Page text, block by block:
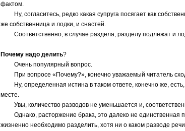
фактом.
Ну, согласитесь, редко какая супруга посягает как
же собственница и лодки, и снастей.
Соответственно, в случае раздела, разделу подлежат и
Почему надо делить?
Очень популярный вопрос.
При вопросе «Почему?», конечно уважаемый читатель
Ну, определенная истина в таком ответе, конечно же, есть,
месте.
Увы, количество разводов не уменьшается и,
Однако, расторжение брака, это далеко не единственная
жизненно необходимо разделить, хотя ни о каком разводе